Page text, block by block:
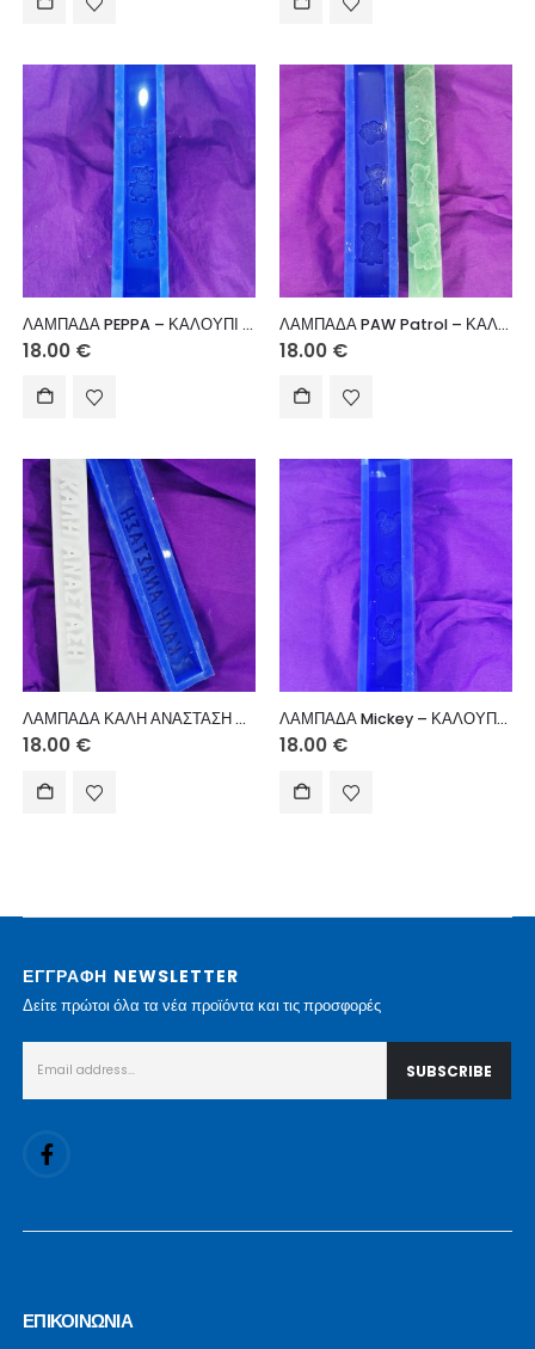
ΛΑΜΠΑΔΑ PEPPA – ΚΑΛΟΥΠΙ ΣΙΛΙΚΟΝΗΣ
18.00 €
ΛΑΜΠΑΔΑ PAW Patrol – ΚΑΛΟΥΠΙ ΣΙΛΙΚΟΝΗΣ
18.00 €
ΛΑΜΠΑΔΑ ΚΑΛΗ ΑΝΑΣΤΑΣΗ – ΚΑΛΟΥΠΙ ΣΙΛΙΚΟΝΗΣ
18.00 €
ΛΑΜΠΑΔΑ Mickey – ΚΑΛΟΥΠΙ ΣΙΛΙΚΟΝΗΣ
18.00 €
ΕΓΓΡΑΦΗ NEWSLETTER
Δείτε πρώτοι όλα τα νέα προϊόντα και τις προσφορές
ΕΠΙΚΟΙΝΩΝΙΑ